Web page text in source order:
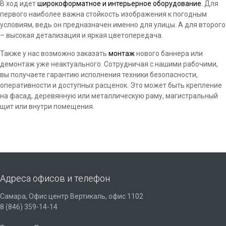
В ход идетширокоформатное и интерьерное оборудование . Для
первого наиболее важна стойкость изображения к погодным
условиям, ведь он предназначен именно для улицы. А для второго
– высокая детализация и яркая цветопередача.
Также у нас возможно заказать монтажнового баннера или
демонтаж уже неактуального. Сотрудничая с нашими рабочими,
вы получаете гарантию исполнения техники безопасности,
оперативности и доступных расценок. Это может быть крепление
на фасад, деревянную или металлическую раму, магистральный
щит или внутри помещения.
Адреса офисов и телефон
Самара, Офис центр Вертикаль, офис 1102
8 (846) 359-14-14